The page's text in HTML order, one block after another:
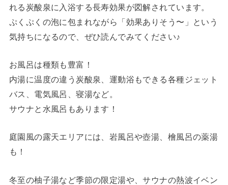
れる炭酸泉に入浴する長寿効果が図解されています。
ぷくぷくの泡に包まれながら「効果ありそう〜」という
気持ちになるので、ぜひ読んでみてください♪
お風呂は種類も豊富！
内湯に温度の違う炭酸泉、運動浴もできる各種ジェット
バス、電気風呂、寝湯など。
サウナと水風呂もあります！
庭園風の露天エリアには、岩風呂や壺湯、檜風呂の薬湯
も！
冬至の柚子湯など季節の限定湯や、サウナの熱波イベン